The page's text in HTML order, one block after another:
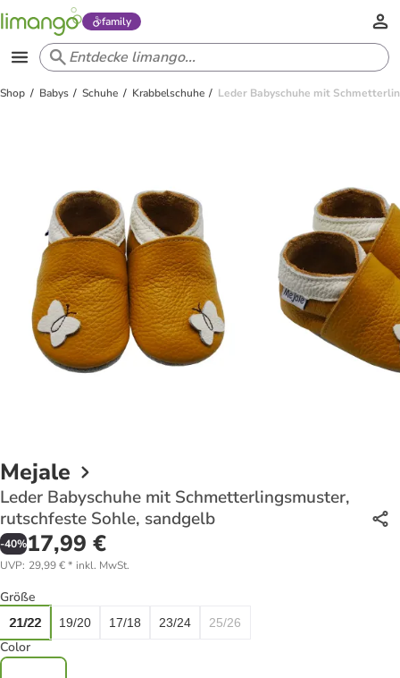
family
Shop Babys Schuhe Krabbelschuhe Leder Babyschuhe mit
Mejale
Leder Babyschuhe mit Schmetterlingsmuster,
rutschfeste Sohle, sandgelb
-40%17,99 €
UVP: 29,99 €* inkl. MwSt.
Größe
21/22 19/20 17/18 23/24 25/26
Color